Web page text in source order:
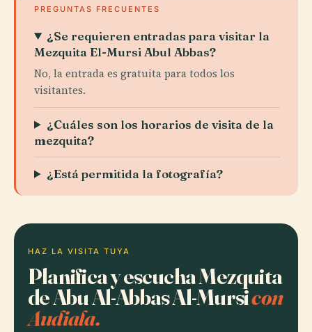
PREGUNTAS FRECUENTES
¿Se requieren entradas para visitar la
Mezquita El-Mursi Abul Abbas?
No, la entrada es gratuita para todos los
visitantes.
¿Cuáles son los horarios de visita de la
mezquita?
¿Está permitida la fotografía?
HAZ LA VISITA TUYA
Planifica y escucha Mezquita
de Abu Al-Abbas Al-Mursicon
Audiala.